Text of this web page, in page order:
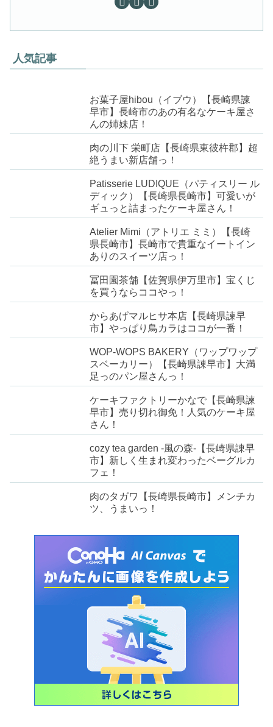
人気記事
お菓子屋hibou（イブウ）【長崎県諫
早市】長崎市のあの有名なケーキ屋さ
んの姉妹店！
肉の川下 栄町店【長崎県東彼杵郡】超
絶うまい新店舗っ！
Patisserie LUDIQUE（パティスリー ル
ディック）【長崎県長崎市】可愛いが
ギュっと詰まったケーキ屋さん！
Atelier Mimi（アトリエ ミミ）【長崎
県長崎市】長崎市で貴重なイートイン
ありのスイーツ店っ！
冨田園茶舗【佐賀県伊万里市】宝くじ
を買うならココやっ！
からあげマルヒサ本店【長崎県諫早
市】やっぱり鳥カラはココが一番！
WOP-WOPS BAKERY（ワップワップ
スベーカリー）【長崎県諌早市】大満
足っのパン屋さんっ！
ケーキファクトリーかなで【長崎県諫
早市】売り切れ御免！人気のケーキ屋
さん！
cozy tea garden -風の森-【長崎県諌早
市】新しく生まれ変わったベーグルカ
フェ！
肉のタガワ【長崎県長崎市】メンチカ
ツ、うまいっ！